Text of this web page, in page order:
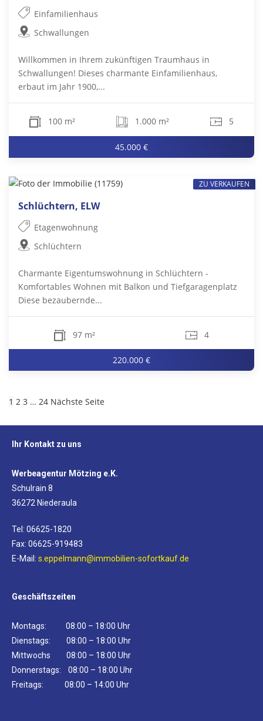
Einfamilienhaus
Schwallungen
Willkommen in Ihrem zukünftigen Traumhaus in
Schwallungen! Dieses charmante Einfamilienhaus,
erbaut im Jahr 1900,...
100 m² 1.000 m² 5
45.000 €
Schlüchtern, ELW
Etagenwohnung
Schlüchtern
Charmante Eigentumswohnung in Schlüchtern -
Komfortables Wohnen mit Balkon und Tiefgaragenplatz
Diese bezaubernde...
97 m² 4
220.000 €
ZU VERKAUFEN
1 2 3 … 24 Nächste Seite
Ihr Kontakt zu uns
Werbeagentur Mötzing e.K.
Schulrain 8
36272 Niederaula
Tel: 06625-1820
Fax: 06625-919483
E-Mail: s.eppelmann@immobilien-sofortkauf.de
Geschäftszeiten
Montags: 08:00 – 18:00 Uhr
Dienstags: 08:00 – 18:00 Uhr
Mittwochs 08:00 – 18:00 Uhr
Donnerstags: 08:00 – 18:00 Uhr
Freitags: 08:00 – 14:00 Uhr